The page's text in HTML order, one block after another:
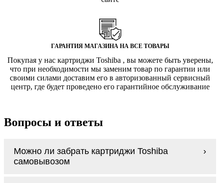
ГАРАНТИЯ МАГАЗИНА НА ВСЕ ТОВАРЫ
Покупая у нас картриджи Toshiba , вы можете быть уверены,
что при необходимости мы заменим товар по гарантии или
своими силами доставим его в авторизованный сервисный
центр, где будет проведено его гарантийное обслуживание
Вопросы и ответы
Можно ли забрать картриджи Toshiba
самовывозом